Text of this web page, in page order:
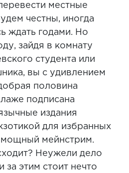
местные
честны, иногда
ждать годами. Но
зайдя в комнату
студента или
вы с удивлением
половина
подписана
издания
для избранных
мощный мейнстрим.
Неужели дело
за этим стоит нечто